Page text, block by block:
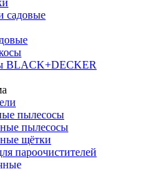
садовые
BLACK+DECKER
пылесосы
пылесосы
щётки
пароочистителей